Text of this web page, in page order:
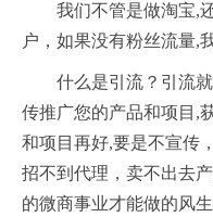
我们不管是做淘宝,
户，如果没有粉丝流量,
什么是引流？引流
传推广您的产品和项目,
和项目再好,要是不宣传
招不到代理，卖不出去
的微商事业才能做的风